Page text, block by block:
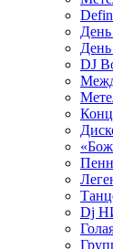
День
DJ
Dj